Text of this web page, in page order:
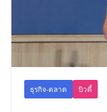
ธุรกิจ-ตลาด บิวตี้